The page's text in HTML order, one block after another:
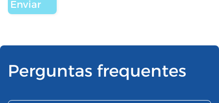
Perguntas frequentes